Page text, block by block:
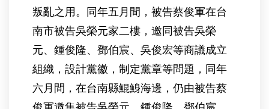
叛亂之用。同年五月間，被告蔡俊軍在台
南市被告吳榮元家二樓，邀同被告吳榮
元、鍾俊隆、鄧伯宸、吳俊宏等商議成立
組織，設計黨徽，制定黨章等問題，同年
六月間，在台南縣鯤鯓海邊，仍由被告蔡